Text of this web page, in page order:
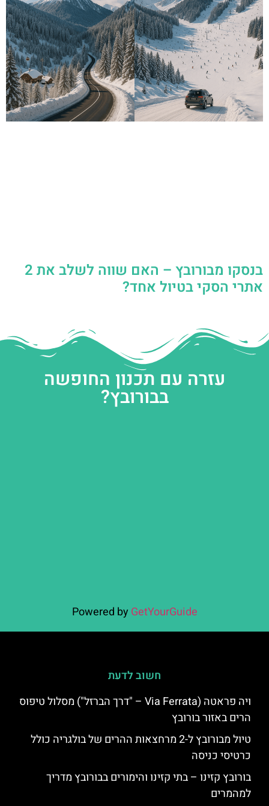
בנסקו מבורובץ – האם שווה לשלב את 2
אתרי הסקי בטיול אחד?
עזרה עם תכנון החופשה
בבורובץ?
Powered by GetYourGuide
חשוב לדעת
ויה פראטה (Via Ferrata – "דרך הברזל") מסלול טיפוס
הרים באזור בורובץ
טיול מבורובץ ל-2 מרחצאות ההרים של בולגריה כולל
כרטיסי כניסה
בורובץ קזינו – בתי קזינו והימורים בבורובץ מדריך
למהמרים